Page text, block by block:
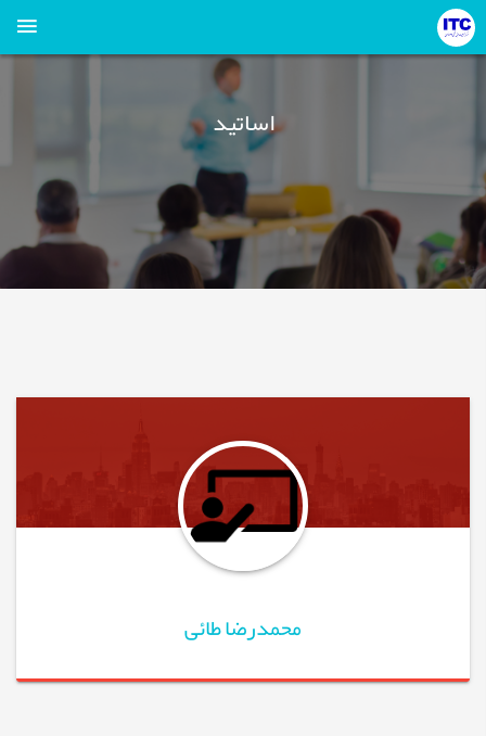
اساتید
محمدرضا طائی